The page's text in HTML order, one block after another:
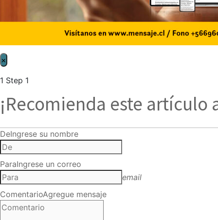
×
1 Step 1
¡Recomienda este artículo
DeIngrese su nombre
ParaIngrese un correo
email
ComentarioAgregue mensaje